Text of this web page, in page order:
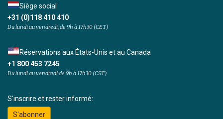
Siège social
+31 (0)118 410 410
Du lundi au vendredi, de 9h à 17h30 (CET)
Réservations aux États-Unis et au Canada
+1 800 453 7245
Du lundi au vendredi de 9h à 17h30 (CST)
S'inscrire et rester informé:
S'abonner